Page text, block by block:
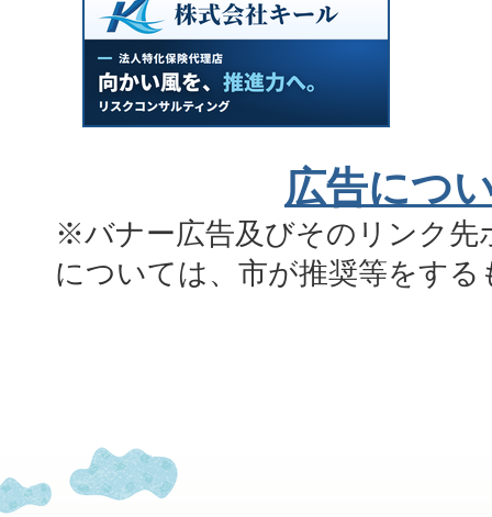
広告につ
※バナー広告及びそのリンク先
については、市が推奨等をす